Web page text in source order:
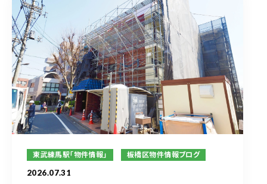
東武練馬駅「物件情報」 板橋区物件情報ブログ
2026.07.31